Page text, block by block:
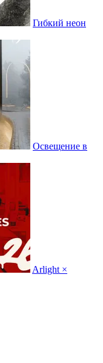
Гибкий неон
Освещение в
Arlight ×